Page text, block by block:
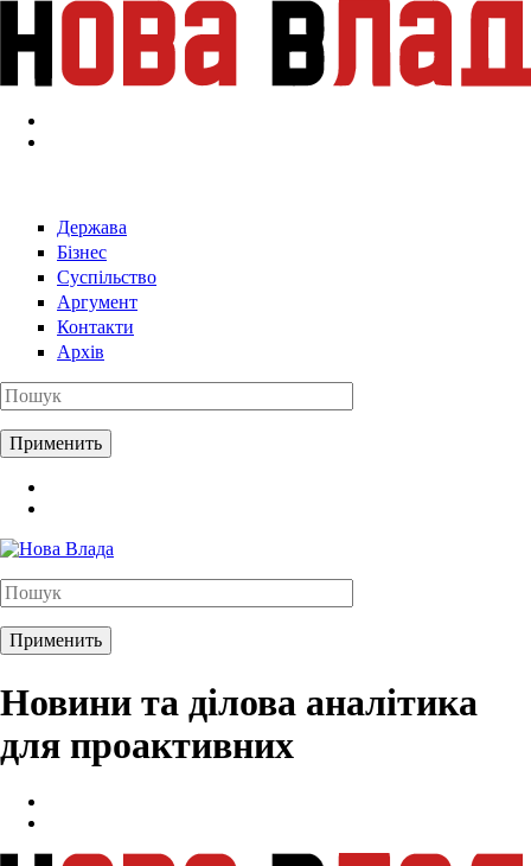
Перейти к основному содержанию
Держава
Бізнес
Суспільство
Аргумент
Контакти
Архів
Новини та ділова аналітика
для проактивних